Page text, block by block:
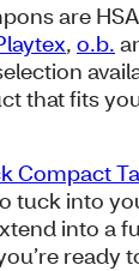
are
, o.b.
that fits
Compact
tuck into
into a
ready